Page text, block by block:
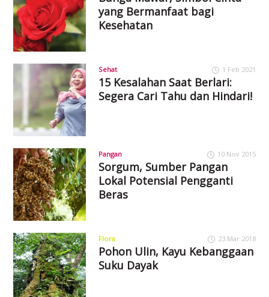
yang Bermanfaat bagi
Kesehatan
Sehat 1 Feb 2021
15 Kesalahan Saat Berlari:
Segera Cari Tahu dan Hindari!
Pangan 10 Nov 2015
Sorgum, Sumber Pangan
Lokal Potensial Pengganti
Beras
Flora 23 Mar 2018
Pohon Ulin, Kayu Kebanggaan
Suku Dayak